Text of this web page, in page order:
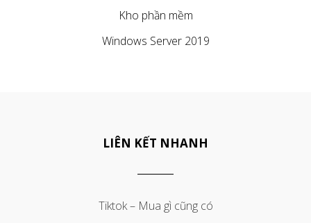
Kho phần mềm
Windows Server 2019
LIÊN KẾT NHANH
Tiktok – Mua gì cũng có